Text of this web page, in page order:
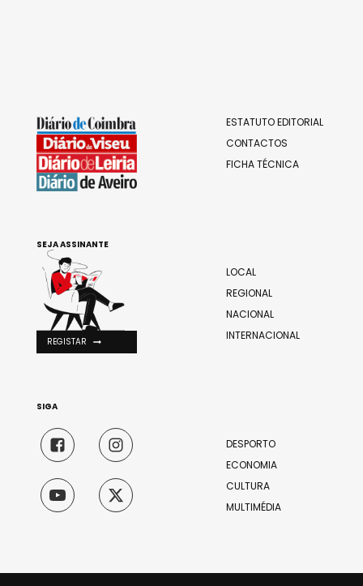
ESTATUTO EDITORIAL
CONTACTOS
FICHA TÉCNICA
LOCAL
REGIONAL
NACIONAL
INTERNACIONAL
DESPORTO
ECONOMIA
CULTURA
MULTIMÉDIA
SEJA ASSINANTE
REGISTAR
SIGA